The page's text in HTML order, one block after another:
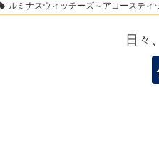
ルミナスウィッチーズ～アコースティ
日々